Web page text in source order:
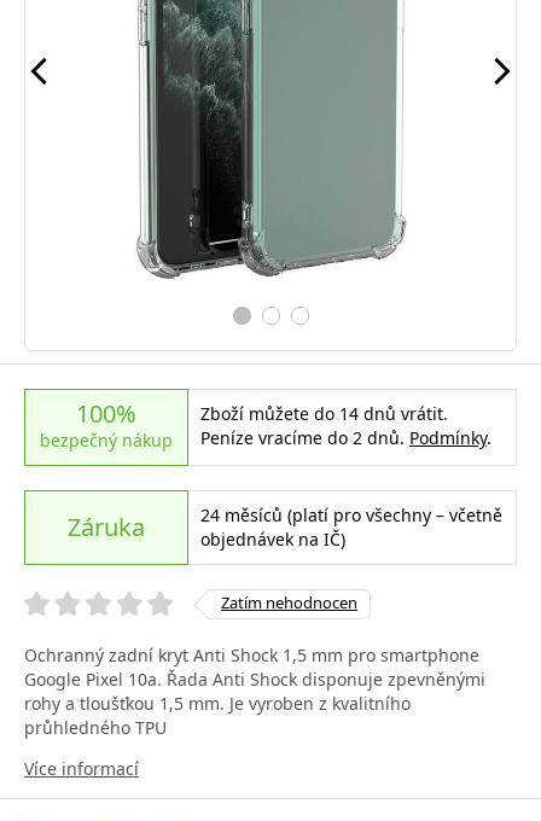
100%
bezpečný nákup
Zboží můžete do 14 dnů vrátit.
Peníze vracíme do 2 dnů. Podmínky.
Záruka
24 měsíců (platí pro všechny – včetně
objednávek na IČ)
Zatím nehodnocen
Ochranný zadní kryt Anti Shock 1,5 mm pro smartphone
Google Pixel 10a. Řada Anti Shock disponuje zpevněnými
rohy a tloušťkou 1,5 mm. Je vyroben z kvalitního
průhledného TPU
Více informací